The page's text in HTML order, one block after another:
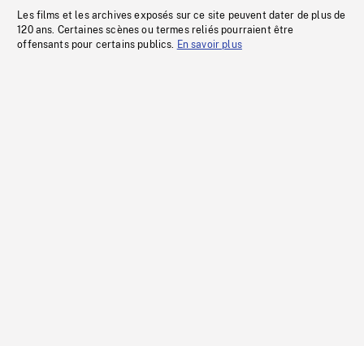
Les films et les archives exposés sur ce site peuvent dater de plus de
120 ans. Certaines scènes ou termes reliés pourraient être
offensants pour certains publics. En savoir plus